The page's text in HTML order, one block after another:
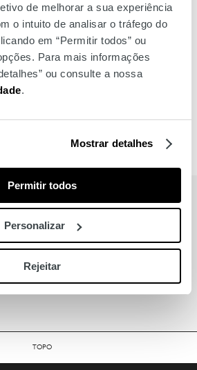
de melhorar a sua experiência
o intuito de analisar o tráfego do
em “Permitir todos” ou
Para mais informações
ou consulte a nossa
.
Mostrar detalhes
Permitir todos
Personalizar
Rejeitar
TOPO